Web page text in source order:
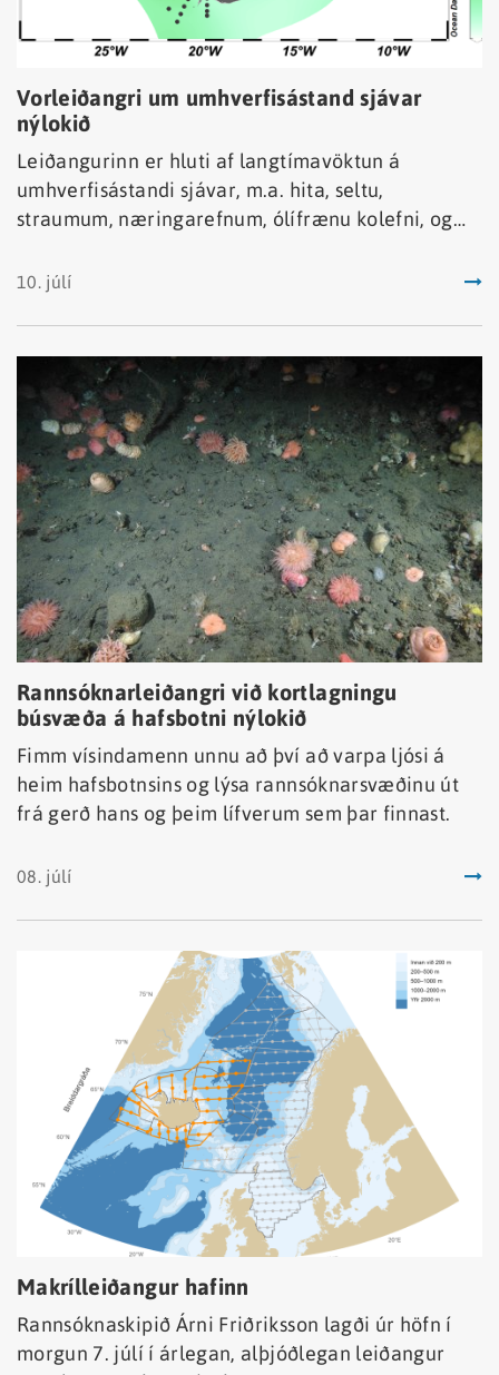
Vorleiðangri um umhverfisástand sjávar
nýlokið
Leiðangurinn er hluti af langtímavöktun á
umhverfisástandi sjávar, m.a. hita, seltu,
straumum, næringarefnum, ólífrænu kolefni, og
10. júlí
Rannsóknarleiðangri við kortlagningu
búsvæða á hafsbotni nýlokið
Fimm vísindamenn unnu að því að varpa ljósi á
heim hafsbotnsins og lýsa rannsóknarsvæðinu út
frá gerð hans og þeim lífverum sem þar finnast.
08. júlí
Makrílleiðangur hafinn
Rannsóknaskipið Árni Friðriksson lagði úr höfn í
morgun 7. júlí í árlegan, alþjóðlegan leiðangur